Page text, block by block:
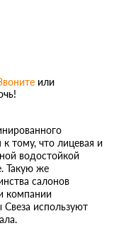
или
тому, что лицевая и
водостойкой
Такую же
салонов
компании
используют